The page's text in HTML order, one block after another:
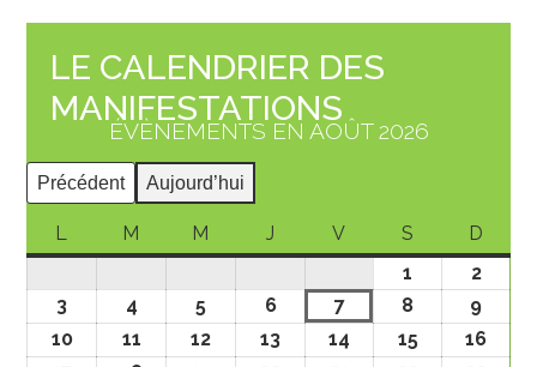
LE CALENDRIER DES
MANIFESTATIONS
ÉVÈNEMENTS EN AOÛT 2026
Précédent Aujourd’hui
L M M J V S
D
1
2
3
4 5 6 7 8
9
10
11 12 13 14 15
16